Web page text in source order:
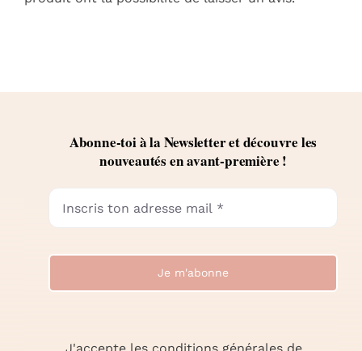
Abonne-toi à la Newsletter et découvre les
nouveautés en avant-première !
Je m'abonne
J'accepte les conditions générales de